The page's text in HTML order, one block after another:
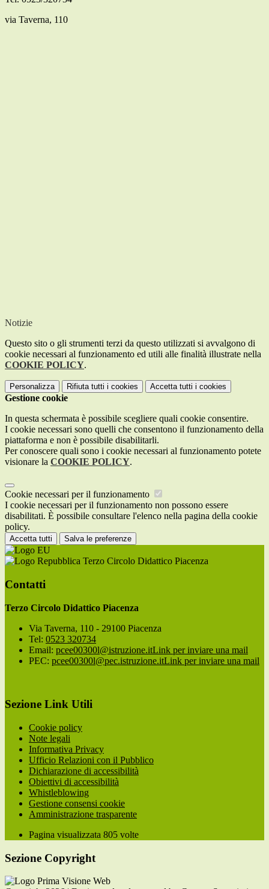
via Taverna, 110
Notizie
Questo sito o gli strumenti terzi da questo utilizzati si avvalgono di
cookie necessari al funzionamento ed utili alle finalità illustrate nella
COOKIE POLICY.
Personalizza Rifiuta tutti i cookies Accetta tutti i cookies
Gestione cookie
In questa schermata è possibile scegliere quali cookie consentire.
I cookie necessari sono quelli che consentono il funzionamento della
piattaforma e non è possibile disabilitarli.
Per conoscere quali sono i cookie necessari al funzionamento potete
visionare la COOKIE POLICY.
Cookie necessari per il funzionamento
I cookie necessari per il funzionamento non possono essere
disabilitati. È possibile consultare l'elenco nella pagina della cookie
policy.
Accetta tutti Salva le preferenze
Terzo Circolo Didattico Piacenza
Contatti
Terzo Circolo Didattico Piacenza
Via Taverna, 110 - 29100 Piacenza
Tel: 0523 320734
Email: pcee00300l@istruzione.itLink per inviare una mail
PEC: pcee00300l@pec.istruzione.itLink per inviare una mail
Sezione Link Utili
Cookie policy
Note legali
Informativa Privacy
Ufficio Relazioni con il Pubblico
Dichiarazione di accessibilità
Obiettivi di accessibilità
Whistleblowing
Gestione consensi cookie
Amministrazione trasparente
Pagina visualizzata 805 volte
Sezione Copyright